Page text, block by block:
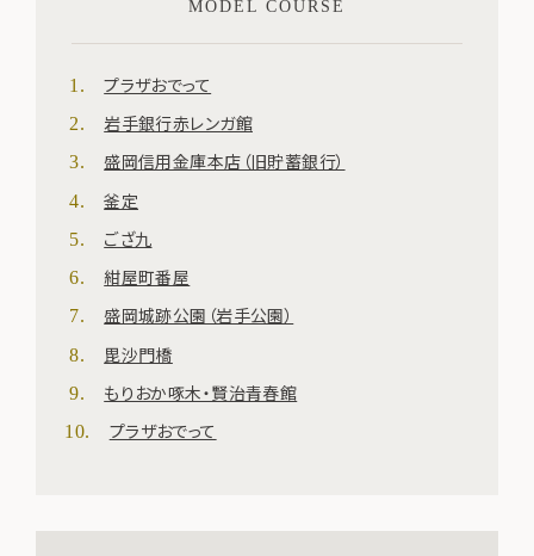
MODEL COURSE
プラザおでって
岩手銀行赤レンガ館
盛岡信用金庫本店（旧貯蓄銀行）
釜定
ござ九
紺屋町番屋
盛岡城跡公園（岩手公園）
毘沙門橋
もりおか啄木・賢治青春館
プラザおでって